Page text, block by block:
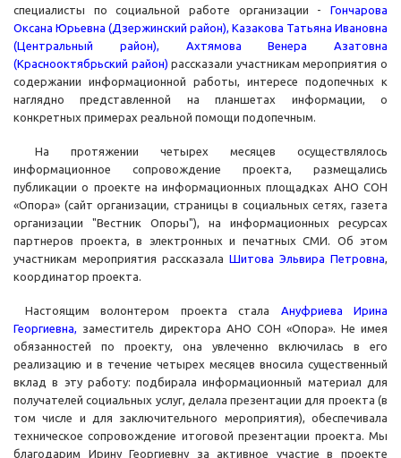
специалисты по социальной работе организации - Гончарова
Оксана Юрьевна (Дзержинский район), Казакова Татьяна Ивановна
(Центральный район), Ахтямова Венера Азатовна
(Краснооктябрьский район)рассказали участникам мероприятия о
содержании информационной работы, интересе подопечных к
наглядно представленной на планшетах информации, о
конкретных примерах реальной помощи подопечным.
На протяжении четырех месяцев осуществлялось
информационное сопровождение проекта, размещались
публикации о проекте на информационных площадках АНО СОН
«Опора» (сайт организации, страницы в социальных сетях, газета
организации "Вестник Опоры"), на информационных ресурсах
партнеров проекта, в электронных и печатных СМИ. Об этом
участникам мероприятия рассказала Шитова Эльвира Петровна,
координатор проекта.
Настоящим волонтером проекта стала Ануфриева Ирина
Георгиевна, заместитель директора АНО СОН «Опора». Не имея
обязанностей по проекту, она увлеченно включилась в его
реализацию и в течение четырех месяцев вносила существенный
вклад в эту работу: подбирала информационный материал для
получателей социальных услуг, делала презентации для проекта (в
том числе и для заключительного мероприятия), обеспечивала
техническое сопровождение итоговой презентации проекта. Мы
благодарим Ирину Георгиевну за активное участие в проекте